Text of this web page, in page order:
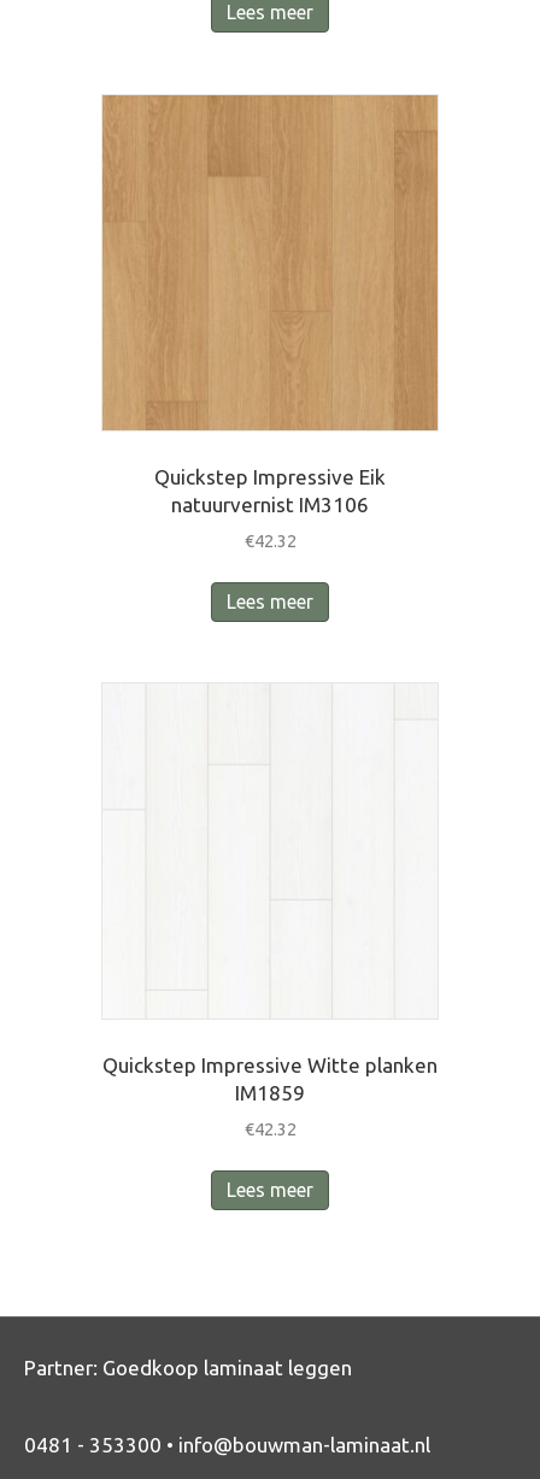
Lees meer
Quickstep Impressive Eik
natuurvernist IM3106
€42.32
Lees meer
Quickstep Impressive Witte planken
IM1859
€42.32
Lees meer
Partner: Goedkoop laminaat leggen
0481 - 353300 • info@bouwman-laminaat.nl